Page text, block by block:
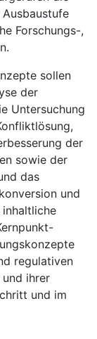
Forschungs-,
sollen
der
Untersuchung
der
sowie der
das
und
regulativen
ihrer
und im